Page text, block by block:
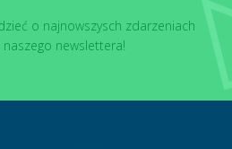
o najnowszysch zdarzeniach
newslettera!